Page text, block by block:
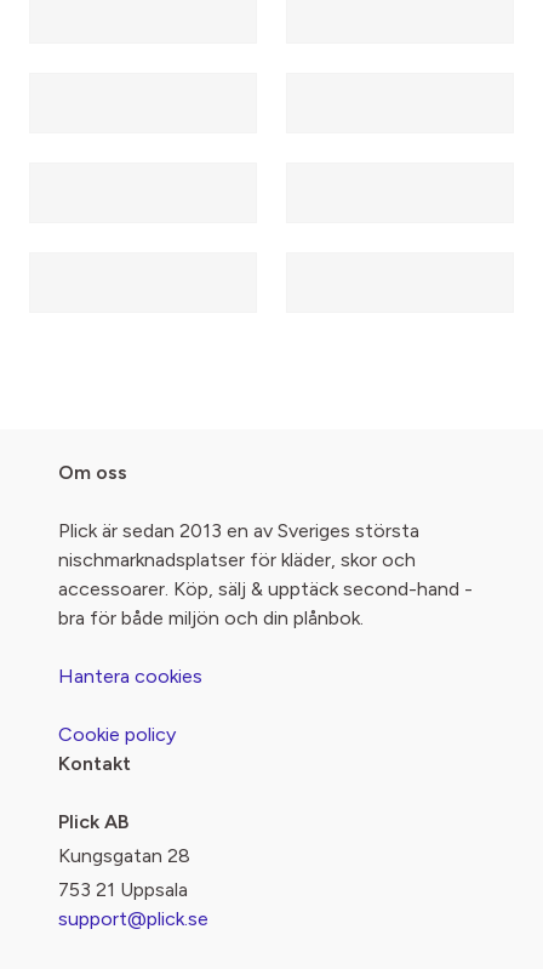
Om oss
Plick är sedan 2013 en av Sveriges största
nischmarknadsplatser för kläder, skor och
accessoarer. Köp, sälj & upptäck second-hand -
bra för både miljön och din plånbok.
Hantera cookies
Cookie policy
Kontakt
Plick AB
Kungsgatan 28
753 21 Uppsala
support@plick.se